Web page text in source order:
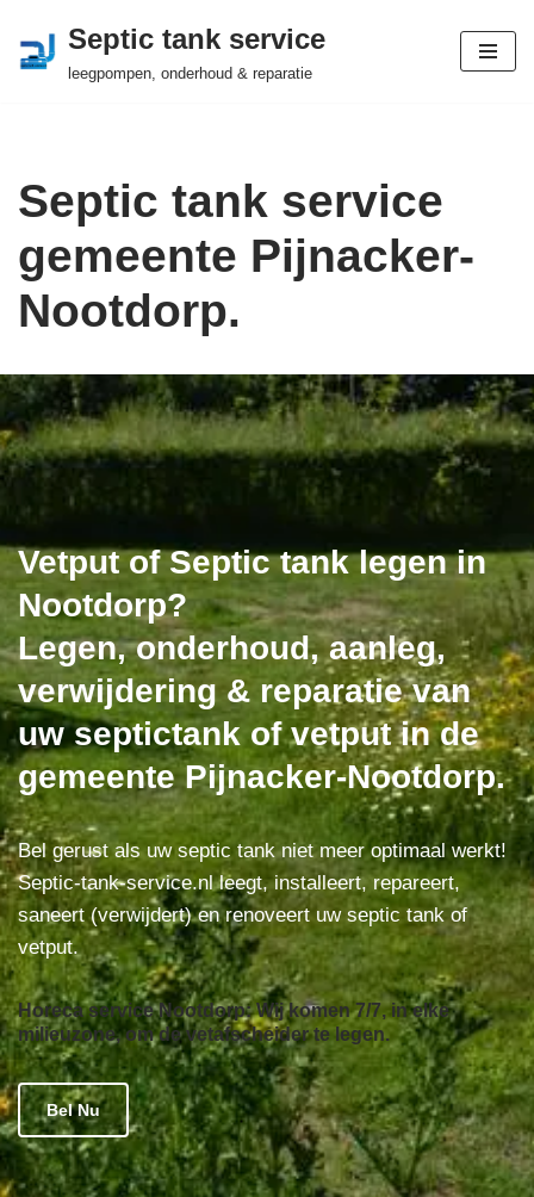
Ga
Septic tank service
leegpompen, onderhoud & reparatie
Septic tank service
gemeente Pijnacker-
Nootdorp.
Vetput of Septic tank legen in
Nootdorp?
Legen, onderhoud, aanleg,
verwijdering & reparatie van
uw septictank of vetput in de
gemeente Pijnacker-Nootdorp.
Bel gerust als uw septic tank niet meer optimaal werkt!
Septic-tank-service.nl leegt, installeert, repareert,
saneert (verwijdert) en renoveert uw septic tank of
vetput.
Horeca service Nootdorp: Wij komen 7/7, in elke
milieuzone, om de vetafscheider te legen.
Bel Nu